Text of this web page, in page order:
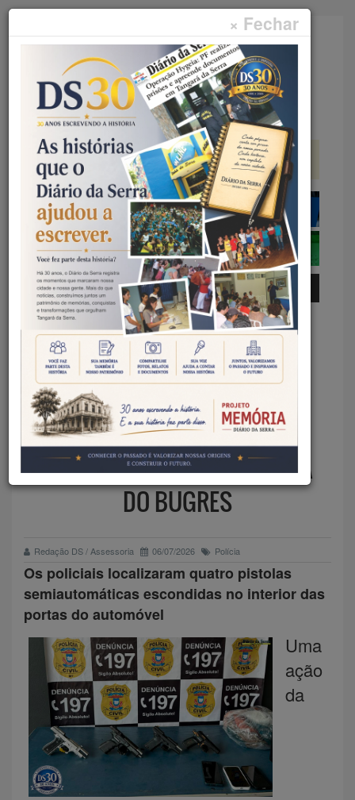
× Fechar
Faça sua pesquisa...
Menu
Início Polícia
REGIONAL DE TANGARÁ –
POLÍCIA CIVIL APREENDE
QUATRO PISTOLAS
ESCONDIDAS EM CARRO E
PRENDE SUSPEITO EM BARRA
DO BUGRES
Redação DS / Assessoria 06/07/2026 Polícia
Os policiais localizaram quatro pistolas
semiautomáticas escondidas no interior das
portas do automóvel
Uma
ação
da